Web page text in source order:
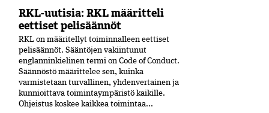
RKL-uutisia: RKL määritteli
eettiset pelisäännöt
RKL on määritellyt toiminnalleen eettiset
peli­säännöt. Sääntöjen vakiintunut
englanninkielinen termi on Code of Conduct.
Säännöstö määrittelee sen, kuinka
varmistetaan turvallinen, yhdenvertainen ja
kun­nioittava toimintaympäristö kaikille.
Ohjeistus koskee kaikkea toimintaa...